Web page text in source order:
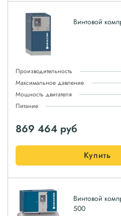
Винтовой
Производительность
Максимальное давление
Мощность двигателя
Питание
869 464 руб
Купить
Винтовой
500